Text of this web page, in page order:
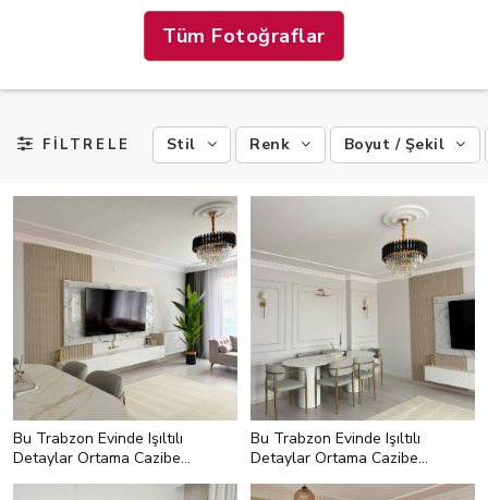
Tüm Fotoğraflar
FİLTRELE Stil Renk Boyut / Şekil
Bu Trabzon Evinde Işıltılı
Detaylar Ortama Cazibe
Bu Trabzon Evinde Işıltılı
Detaylar Ortama Cazibe